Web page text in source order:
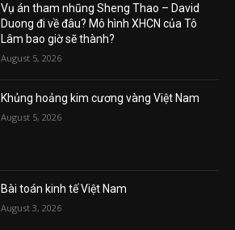
Vụ án tham nhũng Sheng Thao – David
Duong đi về đâu? Mô hình XHCN của Tô
Lâm bao giờ sẽ thành?
August 5, 2026
Khủng hoảng kim cương vàng Việt Nam
August 5, 2026
Bài toán kinh tế Việt Nam
August 3, 2026